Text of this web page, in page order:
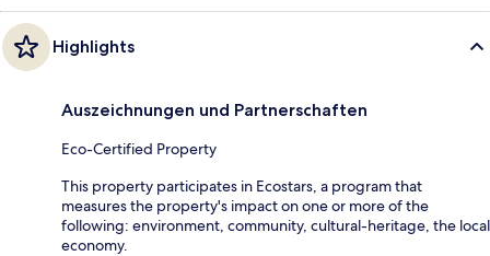
Highlights
Auszeichnungen und Partnerschaften
Eco-Certified Property
This property participates in Ecostars, a program that
measures the property's impact on one or more of the
following: environment, community, cultural-heritage, the local
economy.